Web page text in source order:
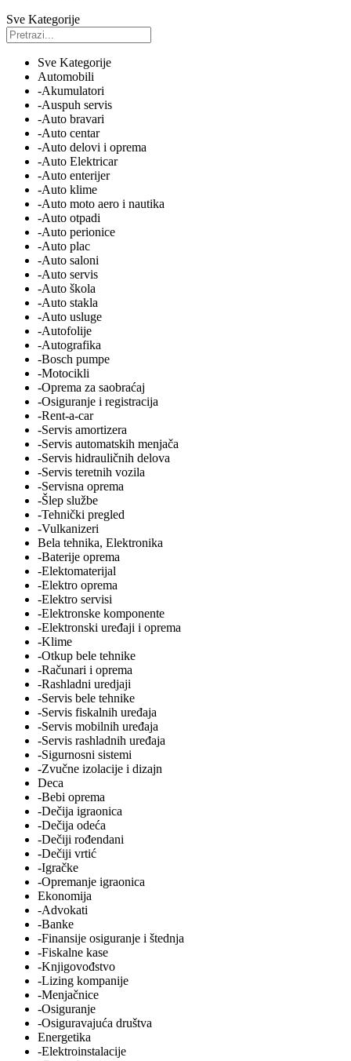
Sve Kategorije
Sve Kategorije
Automobili
-Akumulatori
-Auspuh servis
-Auto bravari
-Auto centar
-Auto delovi i oprema
-Auto Elektricar
-Auto enterijer
-Auto klime
-Auto moto aero i nautika
-Auto otpadi
-Auto perionice
-Auto plac
-Auto saloni
-Auto servis
-Auto škola
-Auto stakla
-Auto usluge
-Autofolije
-Autografika
-Bosch pumpe
-Motocikli
-Oprema za saobraćaj
-Osiguranje i registracija
-Rent-a-car
-Servis amortizera
-Servis automatskih menjača
-Servis hidrauličnih delova
-Servis teretnih vozila
-Servisna oprema
-Šlep službe
-Tehnički pregled
-Vulkanizeri
Bela tehnika, Elektronika
-Baterije oprema
-Elektomaterijal
-Elektro oprema
-Elektro servisi
-Elektronske komponente
-Elektronski uređaji i oprema
-Klime
-Otkup bele tehnike
-Računari i oprema
-Rashladni uredjaji
-Servis bele tehnike
-Servis fiskalnih uređaja
-Servis mobilnih uređaja
-Servis rashladnih uređaja
-Sigurnosni sistemi
-Zvučne izolacije i dizajn
Deca
-Bebi oprema
-Dečija igraonica
-Dečija odeća
-Dečiji rođendani
-Dečiji vrtić
-Igračke
-Opremanje igraonica
Ekonomija
-Advokati
-Banke
-Finansije osiguranje i štednja
-Fiskalne kase
-Knjigovođstvo
-Lizing kompanije
-Menjačnice
-Osiguranje
-Osiguravajuća društva
Energetika
-Elektroinstalacije